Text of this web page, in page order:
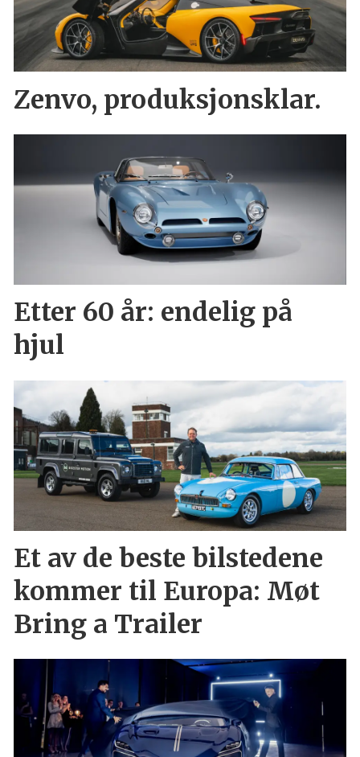
Zenvo, produksjonsklar.
Etter 60 år: endelig på
hjul
Et av de beste bilstedene
kommer til Europa: Møt
Bring a Trailer